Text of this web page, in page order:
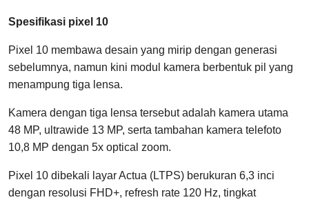
Spesifikasi pixel 10
Pixel 10 membawa desain yang mirip dengan generasi
sebelumnya, namun kini modul kamera berbentuk pil yang
menampung tiga lensa.
Kamera dengan tiga lensa tersebut adalah kamera utama
48 MP, ultrawide 13 MP, serta tambahan kamera telefoto
10,8 MP dengan 5x optical zoom.
Pixel 10 dibekali layar Actua (LTPS) berukuran 6,3 inci
dengan resolusi FHD+, refresh rate 120 Hz, tingkat